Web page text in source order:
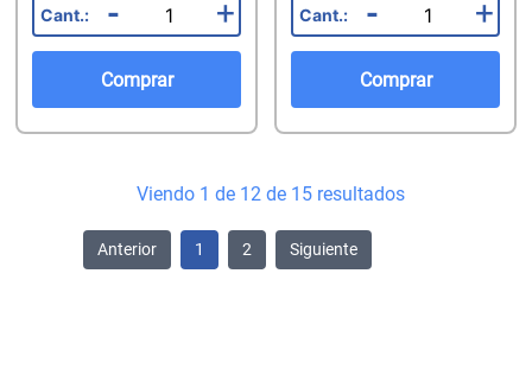
- +
Comprar
- +
Comprar
Viendo 1 de 12 de 15 resultados
Anterior 1 2 Siguiente